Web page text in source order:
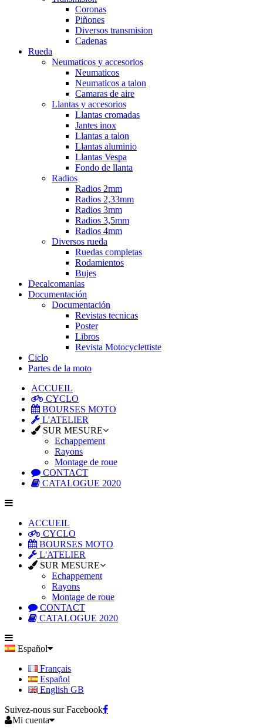
Coronas
Piñones
Diversos transmision
Cadenas
Rueda
Neumaticos y accesorios
Neumaticos
Neumaticos a talon
Camaras de aire
Llantas y accesorios
Llantas cromadas
Jantes inox
Llantas a talon
Llantas aluminio
Llantas Vespa
Fondo de llanta
Radios
Radios 2mm
Radios 2,33mm
Radios 3mm
Radios 3,5mm
Radios 4mm
Diversos rueda
Ruedas completas
Rodamientos
Bujes
Decalcomanias
Documentación
Documentación
Revistas tecnicas
Poster
Libros
Revista Motocyclettiste
Ciclo
Partes de la moto
ACCUEIL
CYCLO
BOURSES MOTO
L'ATELIER
SUR MESURE
Echappement
Rayons
Montage de roue
CONTACT
CATALOGUE 2020
ACCUEIL
CYCLO
BOURSES MOTO
L'ATELIER
SUR MESURE
Echappement
Rayons
Montage de roue
CONTACT
CATALOGUE 2020
Español
Français
Español
English GB
Suivez-nous sur Facebook
Mi cuenta